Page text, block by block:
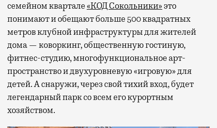
семейном квартале«КОД Сокольники»это
понимают и обещают больше 500 квадратных
метров клубной инфраструктуры для жителей
дома — коворкинг, общественную гостиную,
фитнес-студию, многофункциональное арт-
пространство и двухуровневую «игровую» для
детей. А снаружи, через свой тихий вход, будет
легендарный парк со всем его курортным
хозяйством.